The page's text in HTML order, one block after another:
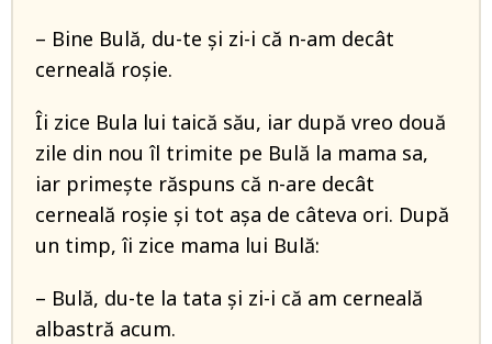
– Bine Bulă, du-te și zi-i că n-am decât
cerneală roșie.
Îi zice Bula lui taică său, iar după vreo două
zile din nou îl trimite pe Bulă la mama sa,
iar primește răspuns că n-are decât
cerneală roșie și tot așa de câteva ori. După
un timp, îi zice mama lui Bulă:
– Bulă, du-te la tata și zi-i că am cerneală
albastră acum.